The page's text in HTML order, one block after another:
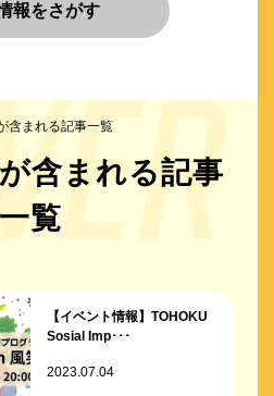
報をさがす
含まれる記事一覧
含まれる記事
一覧
【イベント情報】TOHOKU
Sosial Imp･･･
2023.07.04